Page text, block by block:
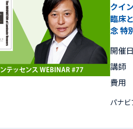
クイ
臨床
念 特
開催
講師
費用
パナ